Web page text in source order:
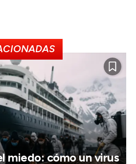
miedo: cómo un virus